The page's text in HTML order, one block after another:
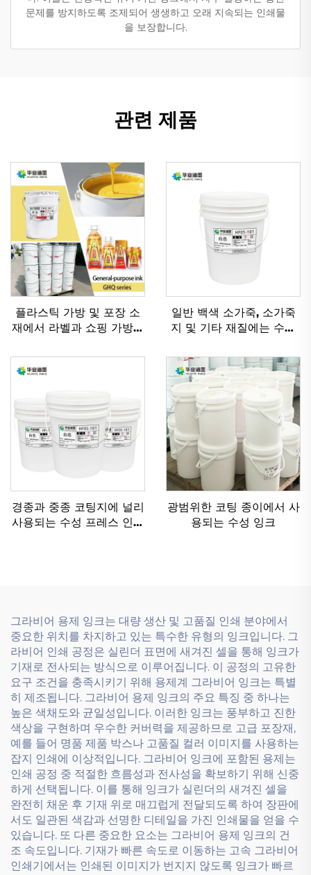
문제를 방지하도록 조제되어 생생하고 오래 지속되는 인쇄물
을 보장합니다.
관련 제품
플라스틱 가방 및 포장 소
재에서 라벨과 쇼핑 가방을
잉크
일반 백색 소가죽, 소가죽
지 및 기타 재질에는 수성
에 매우 적합합니다.
경종과 중종 코팅지에 널리
사용되는 수성 프레스 인쇄
광범위한 코팅 종이에서 사
용되는 수성 잉크
그라비어 용제 잉크는 대량 생산 및 고품질 인쇄 분야에서
중요한 위치를 차지하고 있는 특수한 유형의 잉크입니다. 그
라비어 인쇄 공정은 실린더 표면에 새겨진 셀을 통해 잉크가
기재로 전사되는 방식으로 이루어집니다. 이 공정의 고유한
요구 조건을 충족시키기 위해 용제계 그라비어 잉크는 특별
히 제조됩니다. 그라비어 용제 잉크의 주요 특징 중 하나는
높은 색채도와 균일성입니다. 이러한 잉크는 풍부하고 진한
색상을 구현하며 우수한 커버력을 제공하므로 고급 포장재,
예를 들어 명품 제품 박스나 고품질 컬러 이미지를 사용하는
잡지 인쇄에 이상적입니다. 그라비어 잉크에 포함된 용제는
인쇄 공정 중 적절한 흐름성과 전사성을 확보하기 위해 신중
하게 선택됩니다. 이를 통해 잉크가 실린더의 새겨진 셀을
완전히 채운 후 기재 위로 매끄럽게 전달되도록 하여 장판에
서도 일관된 색감과 선명한 디테일을 가진 인쇄물을 얻을 수
있습니다. 또 다른 중요한 요소는 그라비어 용제 잉크의 건
조 속도입니다. 기재가 빠른 속도로 이동하는 고속 그라비어
인쇄기에서는 인쇄된 이미지가 번지지 않도록 잉크가 빠르